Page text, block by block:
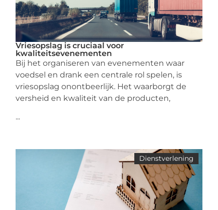
Vriesopslag is cruciaal voor
kwaliteitsevenementen
Bij het organiseren van evenementen waar
voedsel en drank een centrale rol spelen, is
vriesopslag onontbeerlijk. Het waarborgt de
versheid en kwaliteit van de producten,
...
Dienstverlening